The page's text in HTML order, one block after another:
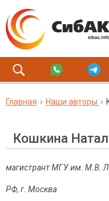
Главная Наши авторы
Кошкина
магистрант МГУ им. М.В.
РФ, г. Москва